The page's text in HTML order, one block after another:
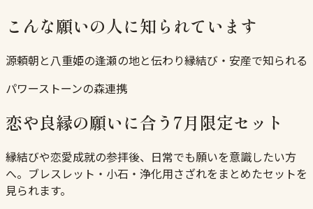
こんな願いの人に知られています
源頼朝と八重姫の逢瀬の地と伝わり縁結び・安産で知られる
パワーストーンの森連携
恋や良縁の願いに合う7月限定セット
縁結びや恋愛成就の参拝後、日常でも願いを意識したい方
へ。ブレスレット・小石・浄化用さざれをまとめたセットを
見られます。